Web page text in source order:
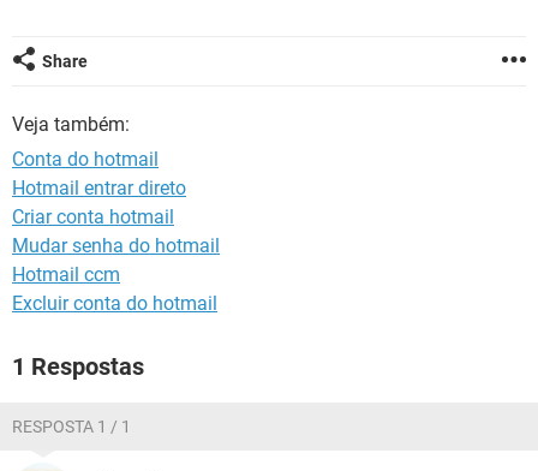
Share
Veja também:
Conta do hotmail
Hotmail entrar direto
Criar conta hotmail
Mudar senha do hotmail
Hotmail ccm
Excluir conta do hotmail
1 Respostas
RESPOSTA 1 / 1